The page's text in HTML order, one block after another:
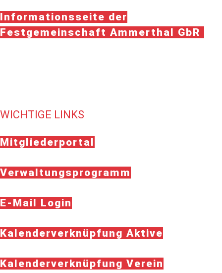
Informationsseite der
Festgemeinschaft Ammerthal GbR
WICHTIGE LINKS
Mitgliederportal
Verwaltungsprogramm
E-Mail Login
Kalenderverknüpfung Aktive
Kalenderverknüpfung Verein